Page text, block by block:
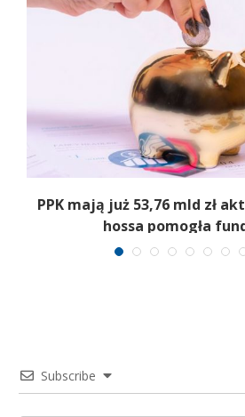
PPK mają już 53,76 mld zł
hossa pomogła
Subscribe